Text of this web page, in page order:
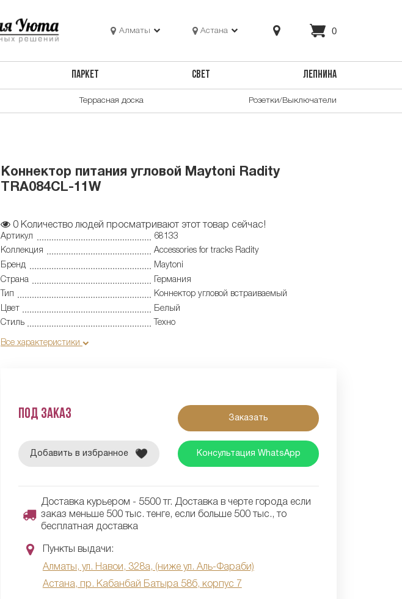
Алматы Астана 0
ПАРКЕТ СВЕТ ЛЕПНИНА
Террасная доска Розетки/Выключатели
Коннектор питания угловой Maytoni Radity
TRA084CL-11W
0 Количество людей просматривают этот товар сейчас!
Артикул
68133
Коллекция
Accessories for tracks Radity
Бренд
Maytoni
Страна
Германия
Тип
Коннектор угловой встраиваемый
Цвет
Белый
Стиль
Техно
Все характеристики
Под заказ Заказать
Добавить в избранное Консультация WhatsApp
Доставка курьером - 5500 тг. Доставка в черте города если
заказ меньше 500 тыс. тенге, если больше 500 тыс., то
бесплатная доставка
Пункты выдачи:
Алматы, ул. Навои, 328а, (ниже ул. Аль-Фараби)
Астана, пр. Кабанбай Батыра 58б, корпус 7